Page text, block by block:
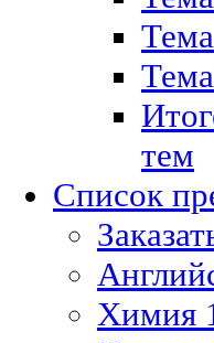
тем
Список
Химия